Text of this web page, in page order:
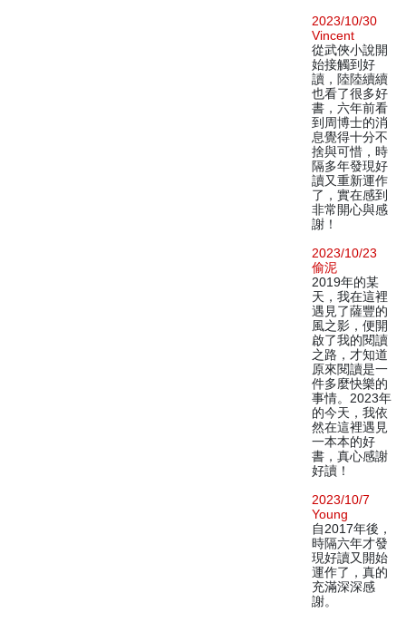
2023/10/30
Vincent
從武俠小說開
始接觸到好
讀，陸陸續續
也看了很多好
書，六年前看
到周博士的消
息覺得十分不
捨與可惜，時
隔多年發現好
讀又重新運作
了，實在感到
非常開心與感
謝！
2023/10/23
偷泥
2019年的某
天，我在這裡
遇見了薩豐的
風之影，便開
啟了我的閱讀
之路，才知道
原來閱讀是一
件多麼快樂的
事情。2023年
的今天，我依
然在這裡遇見
一本本的好
書，真心感謝
好讀！
2023/10/7
Young
自2017年後，
時隔六年才發
現好讀又開始
運作了，真的
充滿深深感
謝。